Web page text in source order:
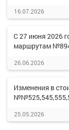
16.07.2026
С 27 июня 2026
маршрутам
26.06.2026
Изменения в
25.05.2026